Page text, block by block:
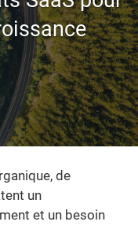
de
un
et un besoin